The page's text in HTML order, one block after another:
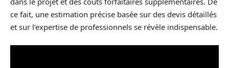
ce fait, une estimation précise basée sur des devis détaillés
et sur l’expertise de professionnels se révèle indispensable.